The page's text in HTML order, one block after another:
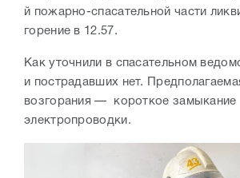
й пожарно-спасательной части
горение в 12.57.
Как уточнили в спасательном
и пострадавших нет.
возгорания — короткое замыкание
электропроводки.